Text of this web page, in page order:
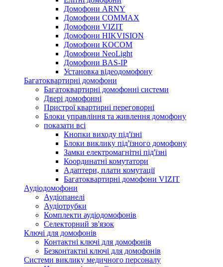
Домофони ARNY
Домофони COMMAX
Домофони VIZIT
Домофони HIKVISION
Домофони KOCOM
Домофони NeoLight
Домофони BAS-IP
Установка відеодомофону
Багатоквартирні домофони
Багатоквартирні домофонні системи
Двері домофонні
Пристрої квартирні переговорні
Блоки управління та живлення домофону
показати всі
Кнопки виходу під'їзні
Блоки виклику під'їзного домофону
Замки електромагнітні під'їзні
Координатні комутатори
Адаптери, плати комутації
Багатоквартирні домофони VIZIT
Аудіодомофони
Аудіопанелі
Аудіотрубки
Комплекти аудіодомофонів
Селекторний зв'язок
Ключі для домофонів
Контактні ключі для домофонів
Безконтактні ключі для домофонів
Системи виклику медичного персоналу